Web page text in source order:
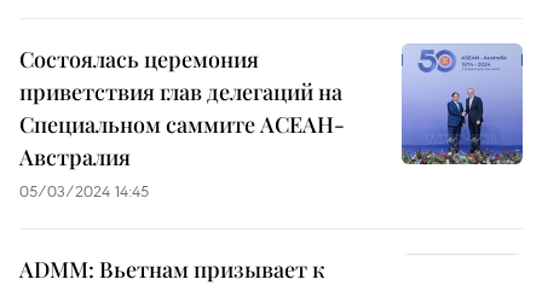
Состоялась церемония
приветствия глав делегаций на
Специальном саммите АСЕАН-
Австралия
05/03/2024 14:45
ADMM: Вьетнам призывает к